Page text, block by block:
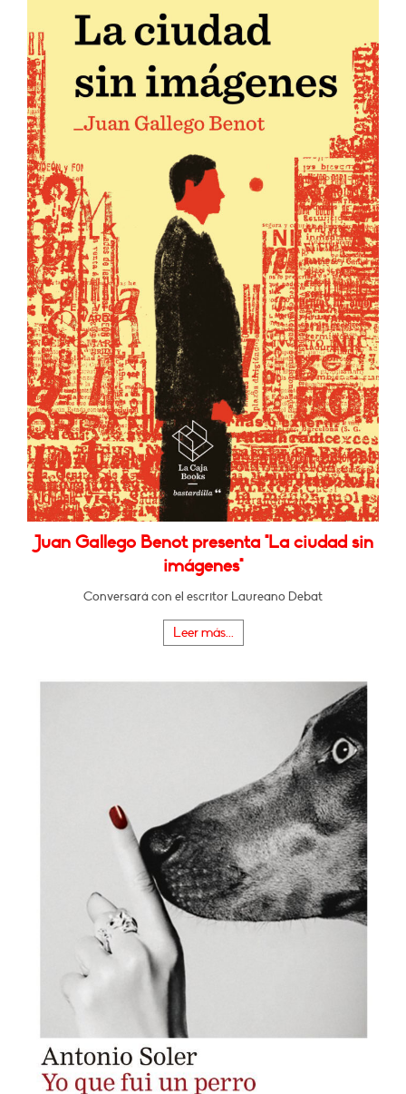
Juan Gallego Benot presenta "La ciudad sin
imágenes"
Conversará con el escritor Laureano Debat
Leer más...